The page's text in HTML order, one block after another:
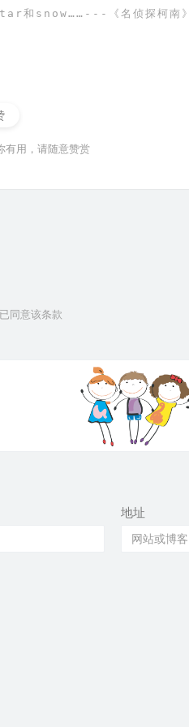
和snow……---《名侦探柯南》
有用，请随意赞赏
同意该条款
地址